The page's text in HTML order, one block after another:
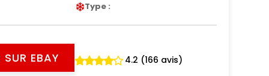
Type :
SUR EBAY 4.2 (166 avis)